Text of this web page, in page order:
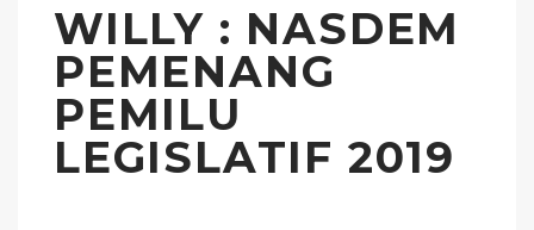
WILLY : NASDEM
PEMENANG
PEMILU
LEGISLATIF 2019